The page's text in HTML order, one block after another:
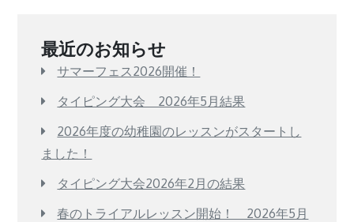
ョ
ン
最近のお知らせ
サマーフェス2026開催！
タイピング大会 2026年5月結果
2026年度の幼稚園のレッスンがスタートし
ました！
タイピング大会2026年2月の結果
春のトライアルレッスン開始！ 2026年5月